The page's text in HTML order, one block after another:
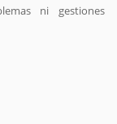
ni gestiones